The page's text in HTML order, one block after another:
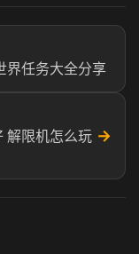
界任务大全分享
解限机怎么玩 →